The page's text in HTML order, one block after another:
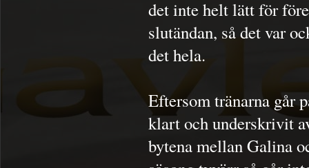
det inte helt lätt för
slutändan, så det var
det hela.
Eftersom tränarna går
klart och underskrivit
bytena mellan Galina